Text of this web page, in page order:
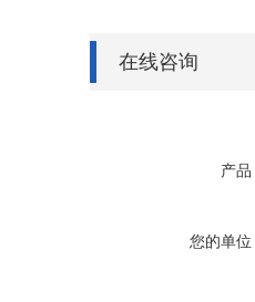
在线咨询
产品
您的单位